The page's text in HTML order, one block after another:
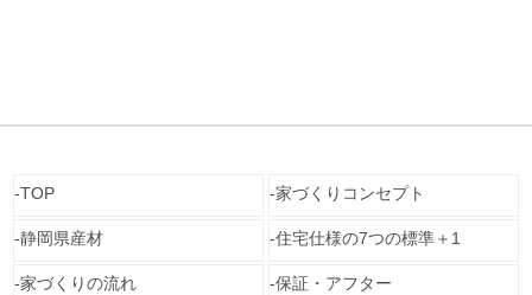
TOP 家づくりコンセプト
静岡県産材 住宅仕様の7つの標準＋1
家づくりの流れ 保証・アフター